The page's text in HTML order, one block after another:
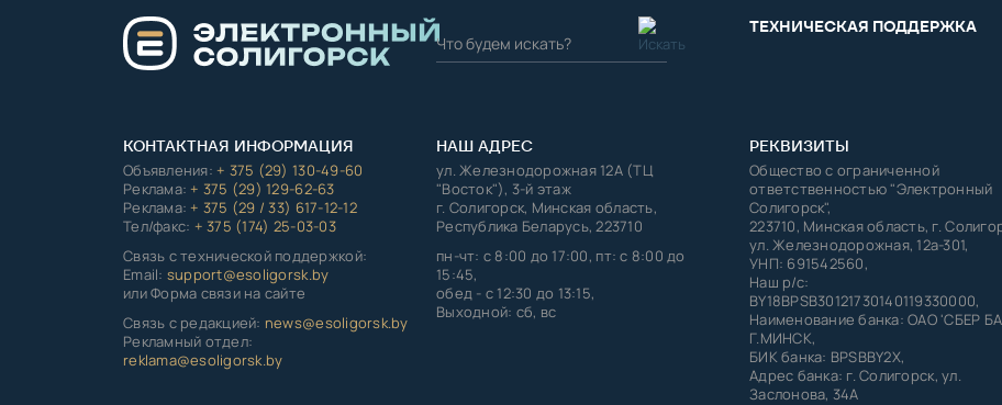
ТЕХНИЧЕСКАЯ ПОДДЕРЖКА
КОНТАКТНАЯ ИНФОРМАЦИЯ
Объявления:+ 375 (29) 130-49-60
Реклама:+ 375 (29) 129-62-63
Реклама:+ 375 (29 / 33) 617-12-12
Тел/факс: + 375 (174) 25-03-03
Связь с технической поддержкой:
Email: support@esoligorsk.by
или Форма связи на сайте
Связь с редакцией: news@esoligorsk.by
Рекламный отдел:
reklama@esoligorsk.by
НАШ АДРЕС
ул. Железнодорожная 12А (ТЦ
"Восток"), 3-й этаж
г. Солигорск, Минская область,
Республика Беларусь, 223710
пн-чт: с 8:00 до 17:00, пт: с 8:00 до
15:45,
обед - с 12:30 до 13:15,
Выходной: сб, вс
РЕКВИЗИТЫ
Общество с ограниченной
ответственностью "Электронный
Солигорск",
223710, Минская область, г.
ул. Железнодорожная, 12а-301,
УНП: 691542560,
Наш р/с:
BY18BPSB30121730140119330000,
Наименование банка: ОАО 'СБЕР
Г.МИНСК,
БИК банка: BPSBBY2X,
Адрес банка: г. Солигорск, ул.
Заслонова, 34А